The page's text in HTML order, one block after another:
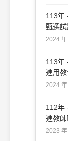
113年
甄選
2024
113年
進用教
能
2024
112年
進教師
知能(
2023